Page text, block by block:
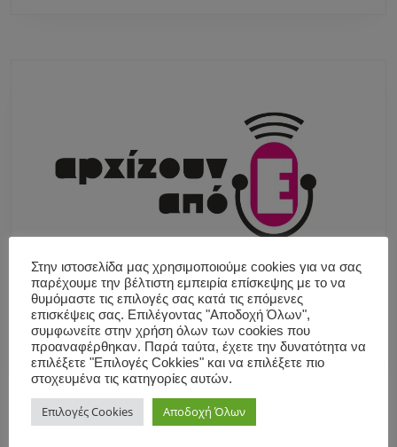
Στην ιστοσελίδα μας χρησιμοποιούμε cookies για να σας
παρέχουμε την βέλτιστη εμπειρία επίσκεψης με το να
θυμόμαστε τις επιλογές σας κατά τις επόμενες
επισκέψεις σας. Επιλέγοντας "Αποδοχή Όλων",
συμφωνείτε στην χρήση όλων των cookies που
προαναφέρθηκαν. Παρά ταύτα, έχετε την δυνατότητα να
επιλέξετε "Επιλογές Cokkies" και να επιλέξετε πιο
στοχευμένα τις κατηγορίες αυτών.
Επιλογές Cookies Αποδοχή Όλων